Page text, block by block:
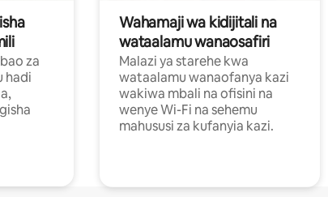
za
hadi
Wahamaji wa kidijitali na
wataalamu wanaosafiri
Malazi ya starehe kwa
wataalamu wanaofanya kazi
wakiwa mbali na ofisini na
wenye Wi-Fi na sehemu
mahususi za kufanyia kazi.